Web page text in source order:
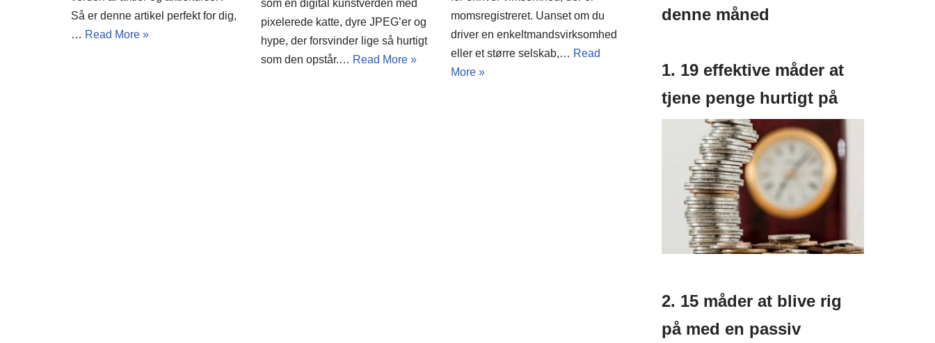
Så er denne artikel perfekt for dig,
… Read More »
som en digital kunstverden med
pixelerede katte, dyre JPEG’er og
hype, der forsvinder lige så hurtigt
som den opstår.… Read More »
momsregistreret. Uanset om du
driver en enkeltmandsvirksomhed
eller et større selskab,… Read
More »
denne måned
1. 19 effektive måder at
tjene penge hurtigt på
2. 15 måder at blive rig
på med en passiv